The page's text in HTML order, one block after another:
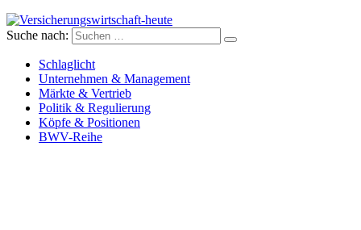
Versicherungswirtschaft-heute
Suche nach:
Schlaglicht
Unternehmen & Management
Märkte & Vertrieb
Politik & Regulierung
Köpfe & Positionen
BWV-Reihe